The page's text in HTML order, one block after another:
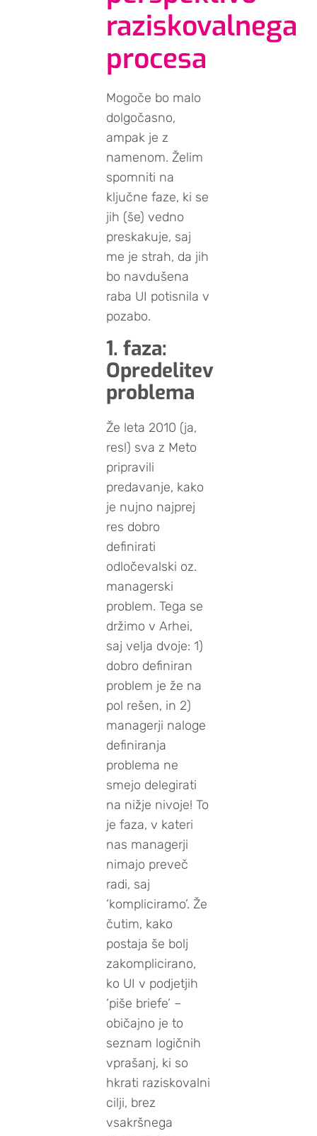
raziskovalnega
procesa
Mogoče bo malo
dolgočasno,
ampak je z
namenom. Želim
spomniti na
ključne faze, ki se
jih (še) vedno
preskakuje, saj
me je strah, da jih
bo navdušena
raba UI potisnila v
pozabo.
1. faza:
Opredelitev
problema
Že leta 2010 (ja,
res!) sva z Meto
pripravili
predavanje, kako
je nujno najprej
res dobro
definirati
odločevalski oz.
managerski
problem. Tega se
držimo v Arhei,
saj velja dvoje: 1)
dobro definiran
problem je že na
pol rešen, in 2)
managerji naloge
definiranja
problema ne
smejo delegirati
na nižje nivoje! To
je faza, v kateri
nas managerji
nimajo preveč
radi, saj
‘kompliciramo’. Že
čutim, kako
postaja še bolj
zakomplicirano,
ko UI v podjetjih
‘piše briefe’ –
običajno je to
seznam logičnih
vprašanj, ki so
hkrati raziskovalni
cilji, brez
vsakršnega